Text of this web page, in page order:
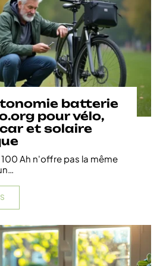
batterie
pour vélo,
et solaire
Ah n'offre pas la même